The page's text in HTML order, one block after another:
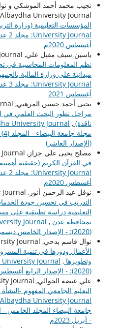
نجيب محمد أحمد الموشكي و
Albaydha University Journal,
المؤسسات التعليمية (وزارة
أغسطس 2020م
ياسين سيف مقبل علي, Albaydha University Journal,
نظم المعلومات المحاسبية في
ميدانية على وزارة المالية
أغسطس 2021
يحيى أحمد حسين المرهبي, Albaydha University Journal,
مراحل تطور البحث العلمي في
ناقدة) ,
(الإصدار العاشر)
مصلح يحيى علي جزاز, Albaydha University Journal,
في القرآن الكريم (حقيقته
أغسطس 2020م
نوفل عبد الرحمن أنور, Albaydha University Journal,
التدريب في تحسين جودة
التعليمية دراسة تطبيقية على
بمحافظة عدن ,
(2020): - الإصدار الخامس ديسمبر 2020م
نوال قاسم بدحي, Albaydha University Journal,
الأعمال ودورها في تنمية
وتطويرها ,
(2020): - الإصدار الرابع أغسطس 2020م
علي عيضة الحوالي, Albaydha University Journal,
التعليم الجامعي المفهوم -
جامعة البيضاء المجلد الخامس -
- أبريل 2023م